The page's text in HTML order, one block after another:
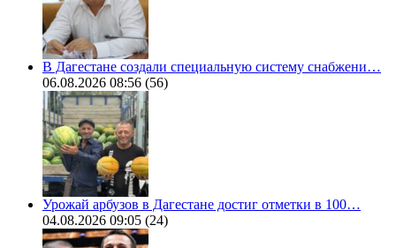
В Дагестане создали специальную систему снабжени…
06.08.2026 08:56 (56)
Урожай арбузов в Дагестане достиг отметки в 100…
04.08.2026 09:05 (24)